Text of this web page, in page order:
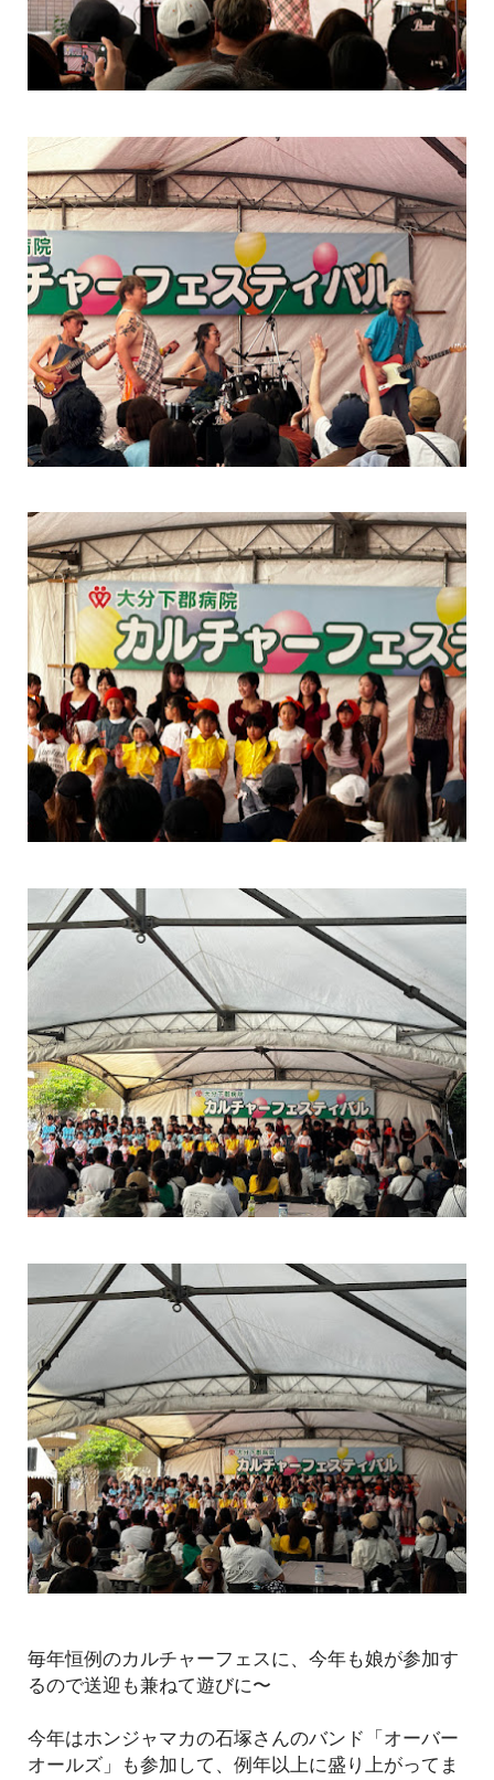
毎年恒例のカルチャーフェスに、今年も娘が参加す
るので送迎も兼ねて遊びに〜
今年はホンジャマカの石塚さんのバンド「オーバー
オールズ」も参加して、例年以上に盛り上がってま